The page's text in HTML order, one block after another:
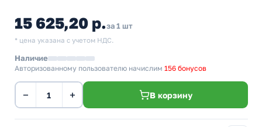
15 625,20 р.за 1 шт
* цена указана с учетом НДС.
Наличие
Авторизованному пользователю начислим 156 бонусов
− + В корзину